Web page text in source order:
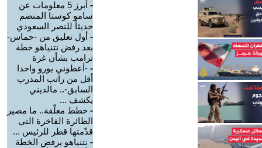
-
أبرز 5 معلومات عن
سامو كوستا المنضم
حديثاً للنصر السعودي
- أول تعليق من -حماس-
بعد رفض نتنياهو خطة
ترامب بشأن غزة
- -أعطوني يورو واحدا
أقل من راتب المدرب
السابق-.. مالديني
يكشف ...
- خطط معلّقة.. ما مصير
الطائرة الفاخرة التي
قدّمتها قطر للرئيس ...
- نتنياهو يرفض الخطة